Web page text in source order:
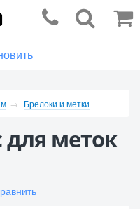
Брелоки и метки
для меток